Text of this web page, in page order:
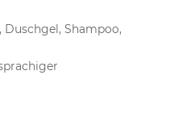
Duschgel, Shampoo,